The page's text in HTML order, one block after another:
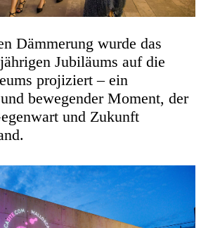
Dämmerung wurde das
Jubiläums auf die
projiziert – ein
bewegender Moment, der
und Zukunft